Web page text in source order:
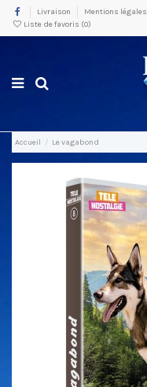
Livraison Mentions légales
Liste de favoris (0)
Accueil Le vagabond